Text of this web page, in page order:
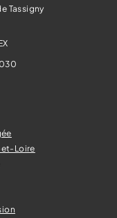
Tassigny
et-Loire